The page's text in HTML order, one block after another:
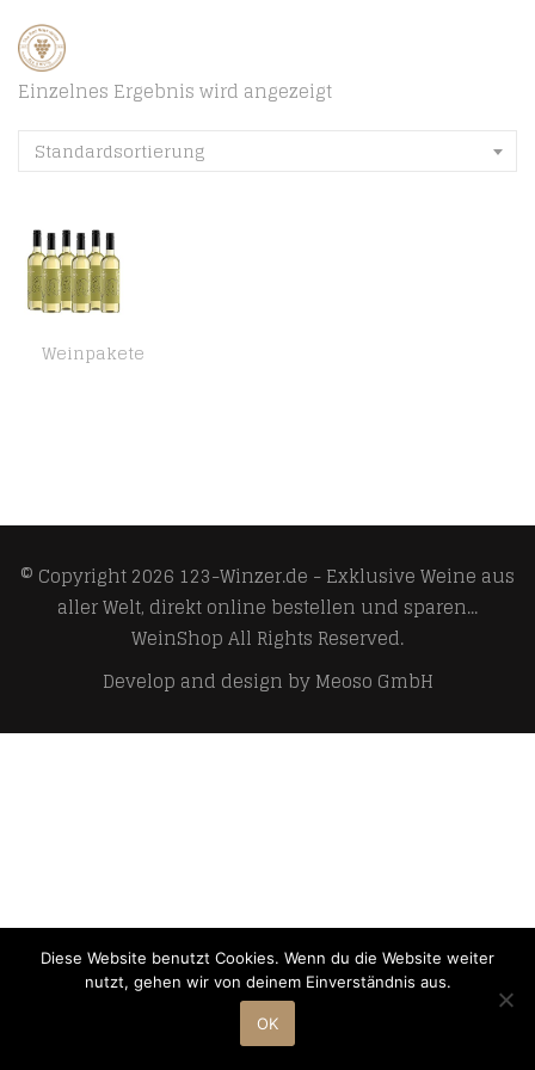
Einzelnes Ergebnis wird angezeigt
Standardsortierung
Weinpakete
© Copyright 2026 123-Winzer.de - Exklusive Weine aus
aller Welt, direkt online bestellen und sparen...
WeinShopAll Rights Reserved.
Develop and design byMeoso GmbH
Diese Website benutzt Cookies. Wenn du die Website weiter
nutzt, gehen wir von deinem Einverständnis aus.
OK